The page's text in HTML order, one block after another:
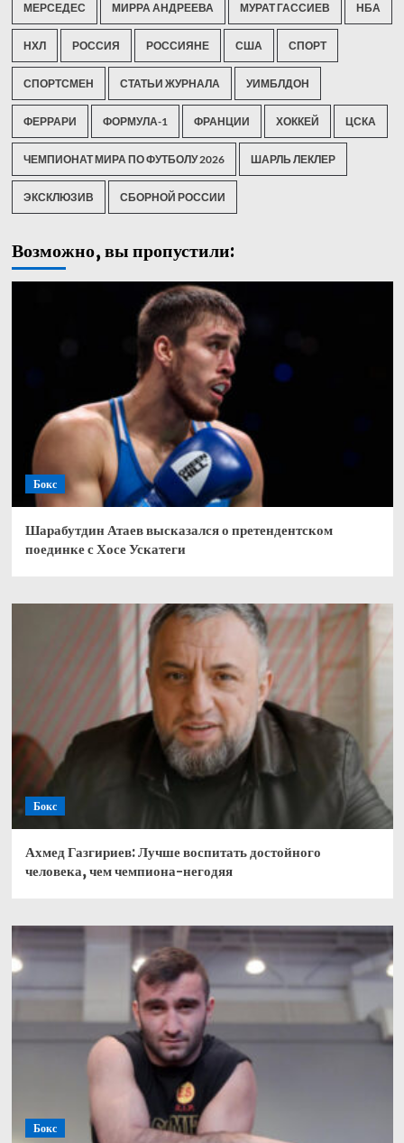
МЕРСЕДЕС МИРРА АНДРЕЕВА МУРАТ ГАССИЕВ НБА
НХЛ РОССИЯ РОССИЯНЕ США СПОРТ
СПОРТСМЕН СТАТЬИ ЖУРНАЛА УИМБЛДОН
ФЕРРАРИ ФОРМУЛА-1 ФРАНЦИИ ХОККЕЙ ЦСКА
ЧЕМПИОНАТ МИРА ПО ФУТБОЛУ 2026 ШАРЛЬ ЛЕКЛЕР
ЭКСКЛЮЗИВ СБОРНОЙ РОССИИ
Возможно, вы пропустили:
Бокс
Шарабутдин Атаев высказался о претендентском
поединке с Хосе Ускатеги
Бокс
Ахмед Газгириев: Лучше воспитать достойного
человека, чем чемпиона-негодяя
Бокс